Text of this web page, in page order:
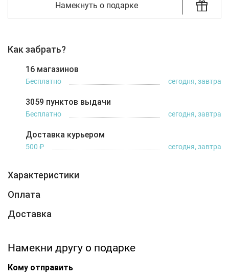
Намекнуть о подарке
Как забрать?
16 магазинов
Бесплатно сегодня, завтра
3059 пунктов выдачи
Бесплатно сегодня, завтра
Доставка курьером
500 ₽ сегодня, завтра
Характеристики
Оплата
Доставка
Намекни другу о подарке
Кому отправить